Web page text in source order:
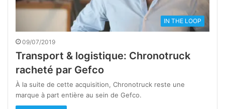
IN THE LOOP
09/07/2019
Transport & logistique: Chronotruck
racheté par Gefco
À la suite de cette acquisition, Chronotruck reste une
marque à part entière au sein de Gefco.